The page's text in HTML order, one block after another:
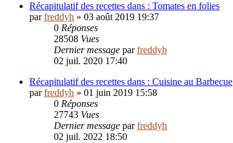
Récapitulatif des recettes dans : Tomates en folies
parfreddyh » 03 août 2019 19:37
0 Réponses
28508 Vues
Dernier message parfreddyh
02 juil. 2020 17:40
Récapitulatif des recettes dans : Cuisine au Barbecue
parfreddyh » 01 juin 2019 15:58
0 Réponses
27743 Vues
Dernier message parfreddyh
02 juil. 2022 18:50